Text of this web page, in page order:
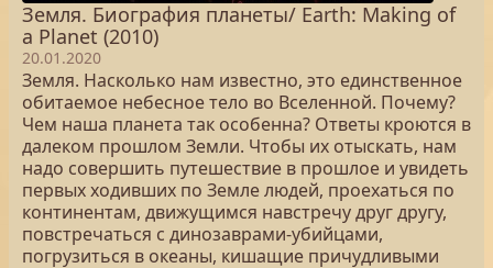
Земля. Биография планеты/ Earth: Making of
a Planet (2010)
20.01.2020
Земля. Насколько нам известно, это единственное
обитаемое небесное тело во Вселенной. Почему?
Чем наша планета так особенна? Ответы кроются в
далеком прошлом Земли. Чтобы их отыскать, нам
надо совершить путешествие в прошлое и увидеть
первых ходивших по Земле людей, проехаться по
континентам, движущимся навстречу друг другу,
повстречаться с динозаврами-убийцами,
погрузиться в океаны, кишащие причудливыми